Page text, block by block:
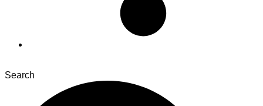
Search